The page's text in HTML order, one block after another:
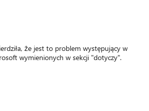
że jest to problem występujący w
wymienionych w sekcji "dotyczy".